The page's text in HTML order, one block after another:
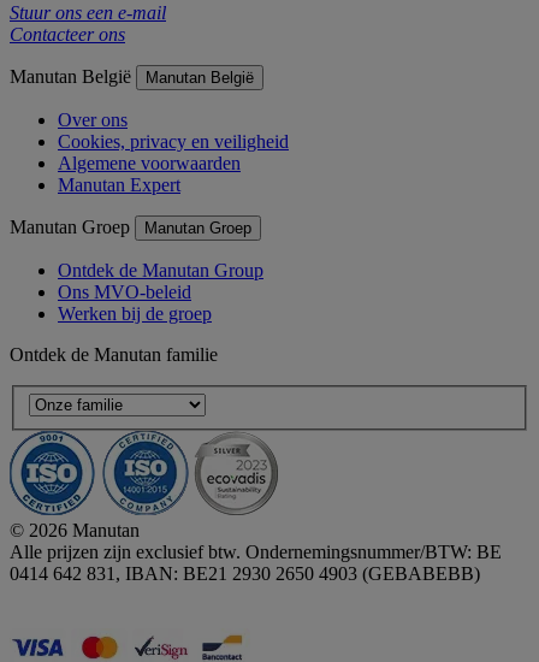
Stuur ons een e-mail
Contacteer ons
Manutan België Manutan België
Over ons
Cookies, privacy en veiligheid
Algemene voorwaarden
Manutan Expert
Manutan Groep Manutan Groep
Ontdek de Manutan Group
Ons MVO-beleid
Werken bij de groep
Ontdek de Manutan familie
© 2026 Manutan
Alle prijzen zijn exclusief btw. Ondernemingsnummer/BTW: BE
0414 642 831, IBAN: BE21 2930 2650 4903 (GEBABEBB)